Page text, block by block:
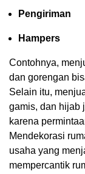
Pengiriman
Hampers
Contohnya,
dan gorengan
Selain itu,
gamis, dan hijab
karena
Mendekorasi
usaha yang
mempercantik